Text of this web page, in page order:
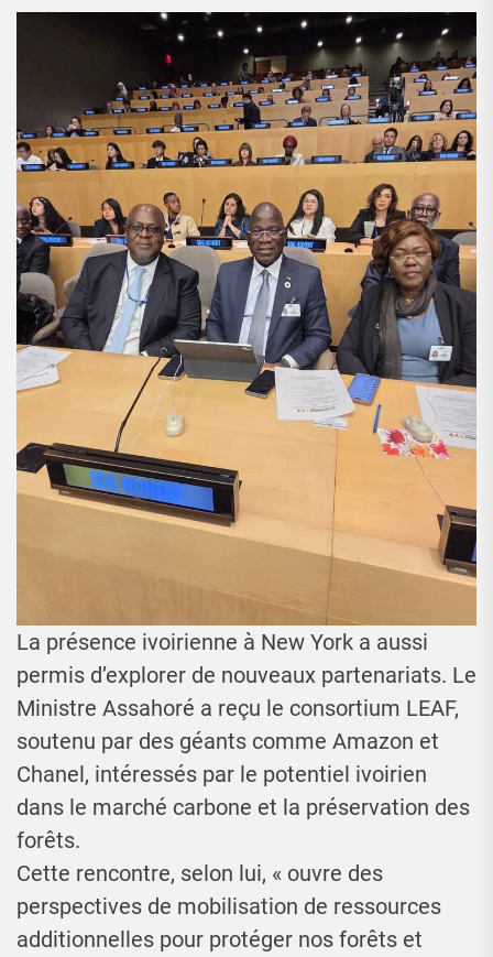
La présence ivoirienne à New York a aussi
permis d’explorer de nouveaux partenariats. Le
Ministre Assahoré a reçu le consortium LEAF,
soutenu par des géants comme Amazon et
Chanel, intéressés par le potentiel ivoirien
dans le marché carbone et la préservation des
forêts.
Cette rencontre, selon lui, « ouvre des
perspectives de mobilisation de ressources
additionnelles pour protéger nos forêts et